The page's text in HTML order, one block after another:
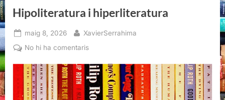
Hipoliteratura i hiperliteratura
Posted
on
maig 8, 2026 By
XavierSerrahima
No hi ha comentarisa
i
hiperliteratura